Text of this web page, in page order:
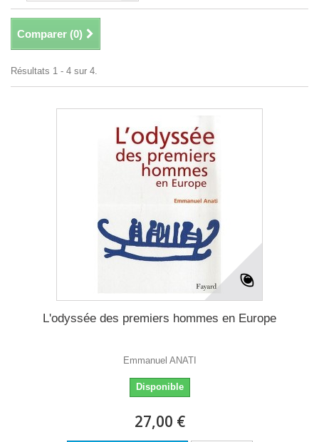
+
LIVRES ANCIENS AVANT 1945
Comparer (0)
Résultats 1 - 4 sur 4.
L'odyssée des premiers hommes en Europe
Emmanuel ANATI
Disponible
27,00 €